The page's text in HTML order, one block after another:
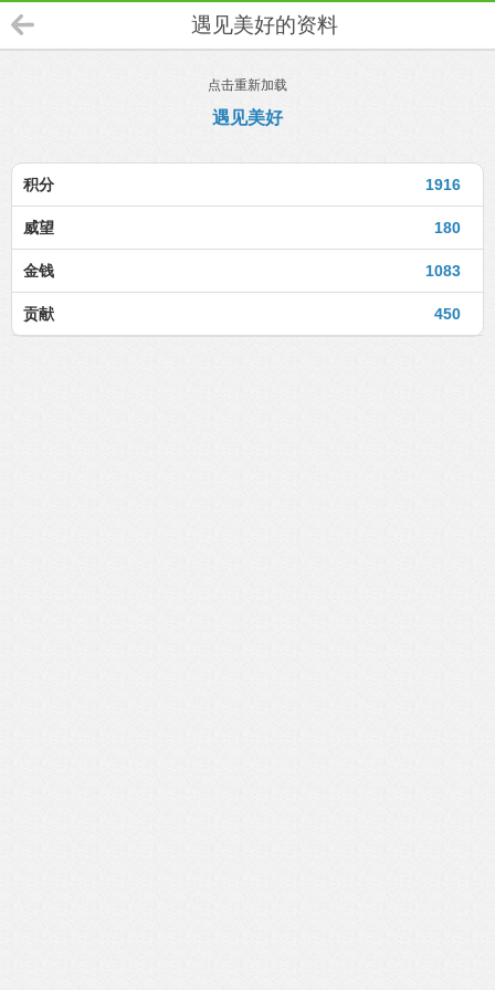
遇见美好的资料
点击重新加载
遇见美好
1916
积分
180
威望
1083
金钱
450
贡献